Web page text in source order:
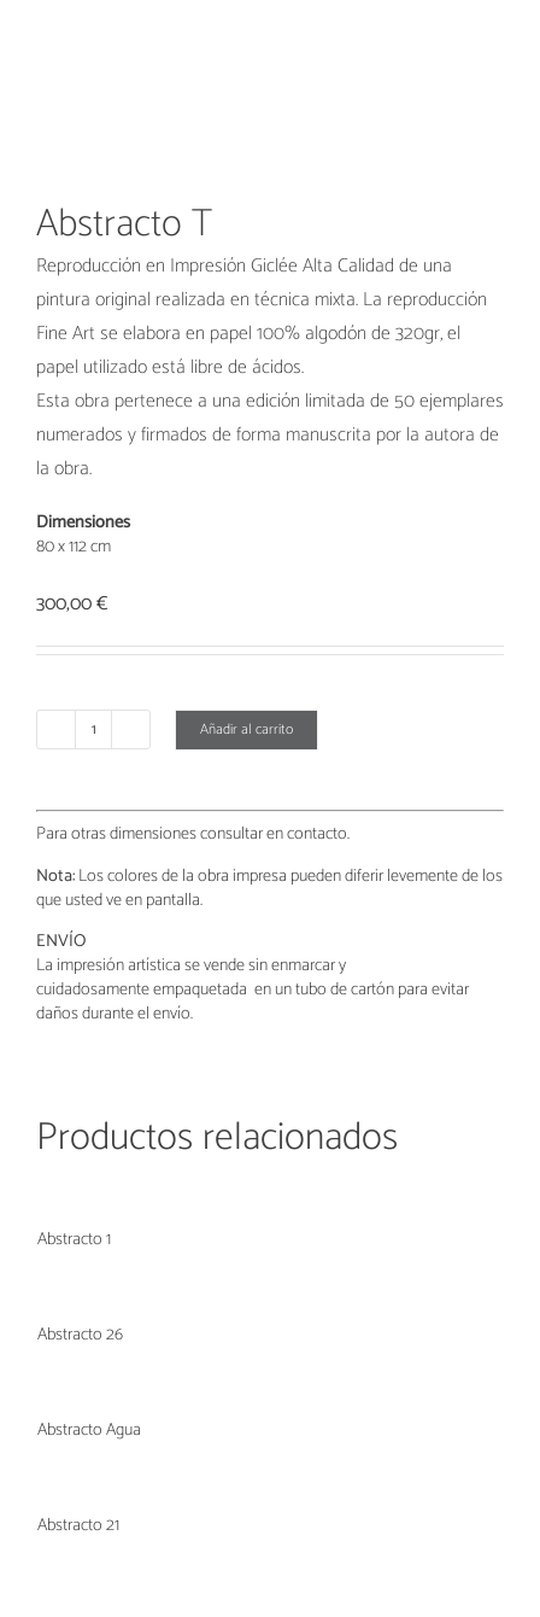
Abstracto T
Reproducción en Impresión Giclée Alta Calidad de una
pintura original realizada en técnica mixta. La reproducción
Fine Art se elabora en papel 100% algodón de 320gr, el
papel utilizado está libre de ácidos.
Esta obra pertenece a una edición limitada de 50 ejemplares
numerados y firmados de forma manuscrita por la autora de
la obra.
Dimensiones
80 x 112 cm
300,00€
Abstracto
cantidad
Añadir al carrito
Para otras dimensiones consultar en contacto.
Nota:Los colores de la obra impresa pueden diferir levemente de los
que usted ve en pantalla.
ENVÍO
La impresión artística se vende sin enmarcar y
cuidadosamenteempaquetada en un tubo de cartón para evitar
daños durante el envío.
Productos relacionados
Abstracto 1
Abstracto 26
Abstracto Agua
Abstracto 21